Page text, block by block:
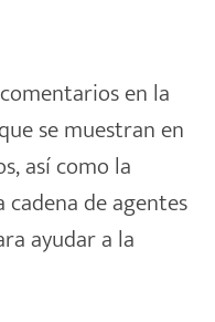
en la
se muestran en
así como la
de agentes
ayudar a la